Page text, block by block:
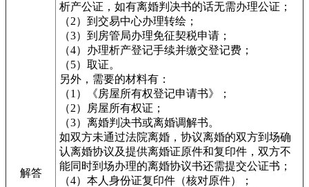
解答
析产公证，如有离婚判决书的话无需办理公证；
（2）到交易中心办理转绘；
（3）到房管局办理免征契税申请；
（4）办理析产登记手续并缴交登记费；
（5）取证。
另外，需要的材料有：
（1）《房屋所有权登记申请书》；
（2）房屋所有权证；
（3）离婚判决书或离婚调解书。
如双方未通过法院离婚，协议离婚的双方到场确
认离婚协议及提供离婚证原件和复印件，双方不
能同时到场办理的离婚协议书还需提交公证书；
（4）本人身份证复印件（核对原件）；